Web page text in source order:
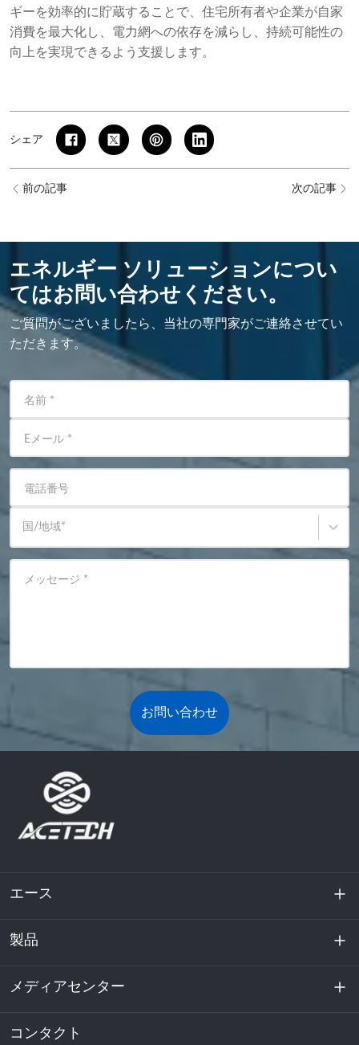
ギーを効率的に貯蔵することで、住宅所有者や企業が自家
消費を最大化し、電力網への依存を減らし、持続可能性の
向上を実現できるよう支援します。
シェア
前の記事 次の記事
エネルギー ソリューションについ
てはお問い合わせください。
ご質問がございましたら、当社の専門家がご連絡させてい
ただきます。
名前 *
Eメール *
電話番号
国/地域*
メッセージ *
お問い合わせ
エース
私たちに関しては
持続可能性
製品
エネルギー貯蔵
データセンターおよびサーバー室
メディアセンター
ニュース
コンタクト